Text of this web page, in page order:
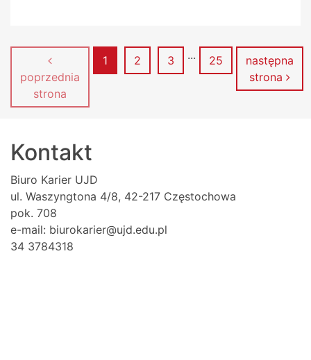
poprzednia
strona
Strona
1 Strona
2 Strona
3 ... Strona
25
następna
strona
Kontakt
Biuro Karier UJD
ul. Waszyngtona 4/8, 42-217 Częstochowa
pok. 708
e-mail: biurokarier@ujd.edu.pl
34 3784318